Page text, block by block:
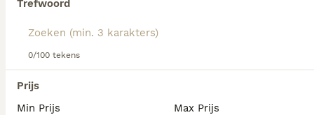
Trefwoord
0/100 tekens
Prijs
Min Prijs
Max Prijs
over dit hondenras.
We hebben 0 Kerry Blue Terriër Honden ter
Als je toekomstige resultaten wil zien voor deze
exacte zoekopdracht, sla dan je zoekopdracht op en
vind jouw perfecte hond: